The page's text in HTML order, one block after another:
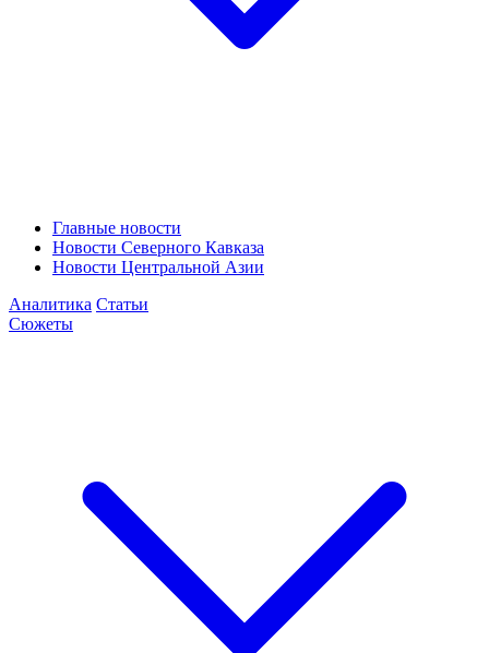
Главные новости
Новости Северного Кавказа
Новости Центральной Азии
Аналитика Статьи
Сюжеты